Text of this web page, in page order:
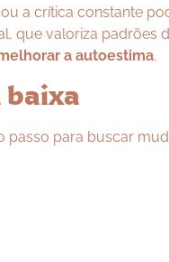
a crítica constante
que valoriza padrões
a autoestima.
baixa
passo para buscar